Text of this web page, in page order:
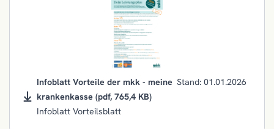
Infoblatt Vorteile der mkk - meine
krankenkasse (pdf, 765,4 KB)
Stand: 01.01.2026
Infoblatt Vorteilsblatt